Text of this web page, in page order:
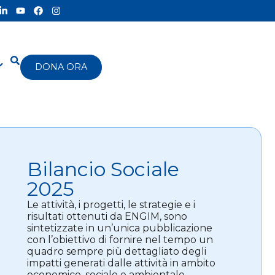
DONA ORA
Bilancio Sociale
2025
Le attività, i progetti, le strategie e i
risultati ottenuti da ENGIM, sono
sintetizzate in un’unica pubblicazione
con l’obiettivo di fornire nel tempo un
quadro sempre più dettagliato degli
impatti generati dalle attività in ambito